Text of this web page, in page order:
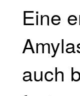
Eine
auch